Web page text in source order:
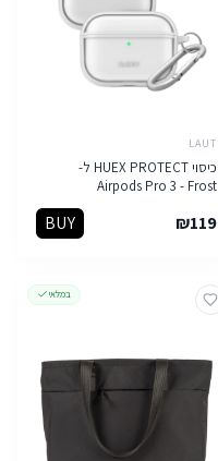
LAUT
כיסוי HUEX PROTECT ל-
Airpods Pro 3 - Frost
₪119
BUY
במלאי